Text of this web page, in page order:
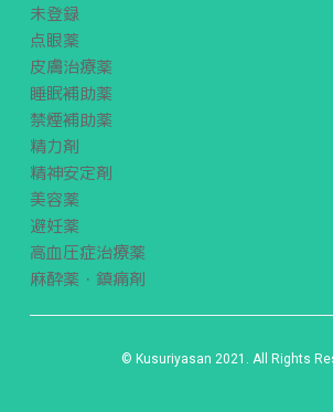
未登録
点眼薬
皮膚治療薬
睡眠補助薬
禁煙補助薬
精力剤
精神安定剤
美容薬
避妊薬
高血圧症治療薬
麻酔薬・鎮痛剤
© Kusuriyasan 2021. All Rights